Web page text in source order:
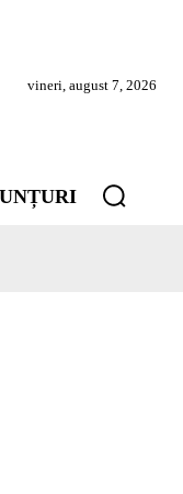
vineri, august 7, 2026